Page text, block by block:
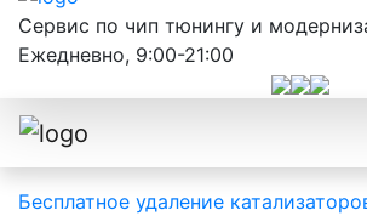
Сервис по чип тюнингу и
Ежедневно, 9:00-21:00
Бесплатное удаление